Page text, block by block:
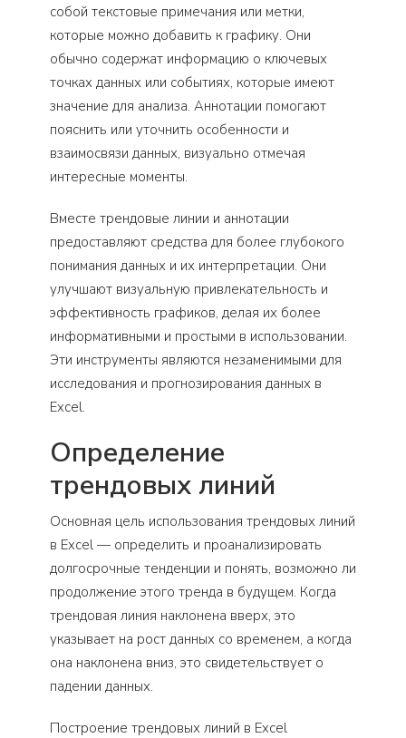
собой текстовые примечания или метки,
которые можно добавить к графику. Они
обычно содержат информацию о ключевых
точках данных или событиях, которые имеют
значение для анализа. Аннотации помогают
пояснить или уточнить особенности и
взаимосвязи данных, визуально отмечая
интересные моменты.
Вместе трендовые линии и аннотации
предоставляют средства для более глубокого
понимания данных и их интерпретации. Они
улучшают визуальную привлекательность и
эффективность графиков, делая их более
информативными и простыми в использовании.
Эти инструменты являются незаменимыми для
исследования и прогнозирования данных в
Excel.
Определение
трендовых линий
Основная цель использования трендовых линий
в Excel — определить и проанализировать
долгосрочные тенденции и понять, возможно ли
продолжение этого тренда в будущем. Когда
трендовая линия наклонена вверх, это
указывает на рост данных со временем, а когда
она наклонена вниз, это свидетельствует о
падении данных.
Построение трендовых линий в Excel